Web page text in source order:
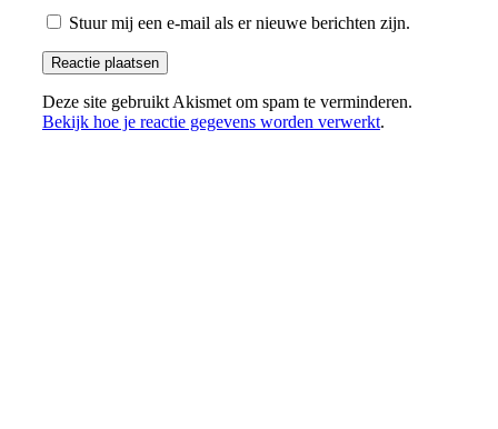
Stuur mij een e-mail als er nieuwe berichten zijn.
Deze site gebruikt Akismet om spam te verminderen.
Bekijk hoe je reactie gegevens worden verwerkt.